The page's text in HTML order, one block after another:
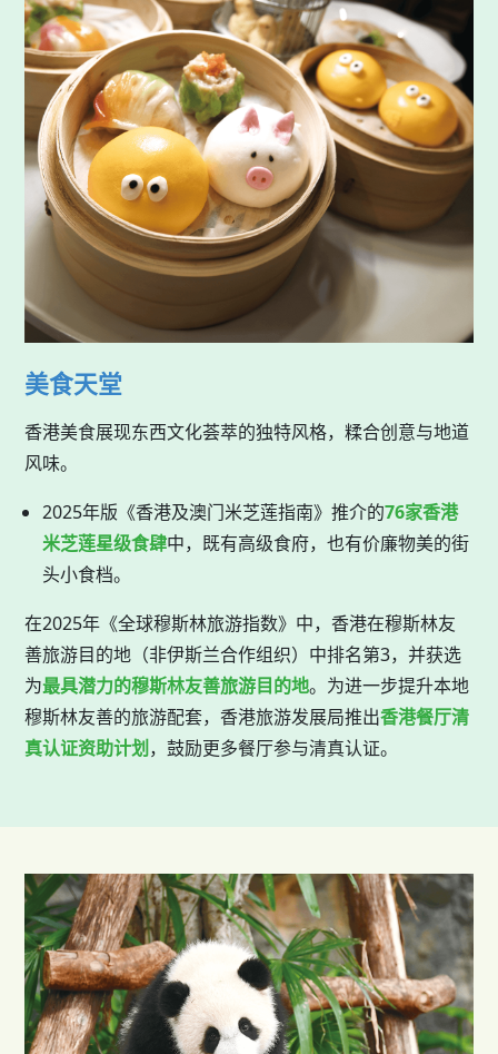
美食天堂
香港美食展现东西文化荟萃的独特风格，糅合创意与地道
风味。
2025年版《香港及澳门米芝莲指南》推介的76家香港
米芝莲星级食肆中，既有高级食府，也有价廉物美的街
头小食档。
在2025年《全球穆斯林旅游指数》中，香港在穆斯林友
善旅游目的地（非伊斯兰合作组织）中排名第3，并获选
为最具潜力的穆斯林友善旅游目的地。为进一步提升本地
穆斯林友善的旅游配套，香港旅游发展局推出香港餐厅清
真认证资助计划 ，鼓励更多餐厅参与清真认证。